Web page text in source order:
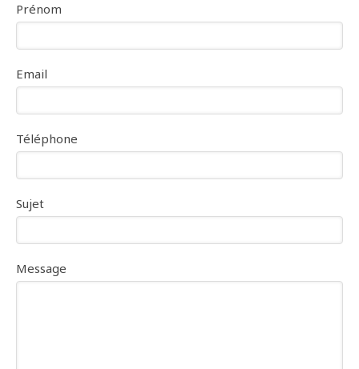
Prénom
Email
Téléphone
Sujet
Message